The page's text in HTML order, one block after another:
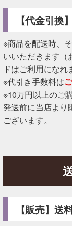
【代金引換】
※商品を配送時、
いいただきます（
ドはご利用になれ
※代引き手数料は
※10万円以上のご
発送前に当店より
ございます。
【販売】送